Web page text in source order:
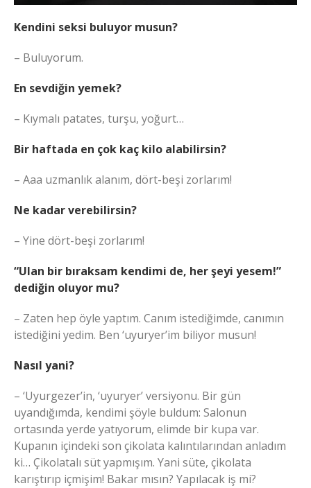
Kendini seksi buluyor musun?
– Buluyorum.
En sevdiğin yemek?
– Kıymalı patates, turşu, yoğurt…
Bir haftada en çok kaç kilo alabilirsin?
– Aaa uzmanlık alanım, dört-beşi zorlarım!
Ne kadar verebilirsin?
– Yine dört-beşi zorlarım!
“Ulan bir bıraksam kendimi de, her şeyi yesem!”
dediğin oluyor mu?
– Zaten hep öyle yaptım. Canım istediğimde, canımın
istediğini yedim. Ben ‘uyuryer’im biliyor musun!
Nasıl yani?
– ‘Uyurgezer’in, ‘uyuryer’ versiyonu. Bir gün
uyandığımda, kendimi şöyle buldum: Salonun
ortasında yerde yatıyorum, elimde bir kupa var.
Kupanın içindeki son çikolata kalıntılarından anladım
ki… Çikolatalı süt yapmışım. Yani süte, çikolata
karıştırıp içmişim! Bakar mısın? Yapılacak iş mi?